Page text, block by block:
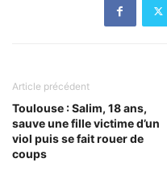
Article précédent
Toulouse : Salim, 18 ans,
sauve une fille victime d’un
viol puis se fait rouer de
coups